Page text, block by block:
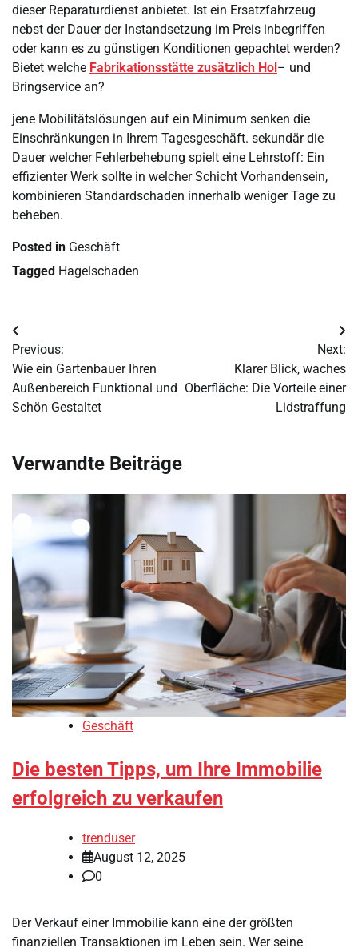
dieser Reparaturdienst anbietet. Ist ein Ersatzfahrzeug
nebst der Dauer der Instandsetzung im Preis inbegriffen
oder kann es zu günstigen Konditionen gepachtet werden?
Bietet welche Fabrikationsstätte zusätzlich Hol– und
Bringservice an?
jene Mobilitätslösungen auf ein Minimum senken die
Einschränkungen in Ihrem Tagesgeschäft. sekundär die
Dauer welcher Fehlerbehebung spielt eine Lehrstoff: Ein
effizienter Werk sollte in welcher Schicht Vorhandensein,
kombinieren Standardschaden innerhalb weniger Tage zu
beheben.
Posted in Geschäft
Tagged Hagelschaden
Post
navigation
Previous:
Wie ein Gartenbauer Ihren
Außenbereich Funktional und
Schön Gestaltet
Next:
Klarer Blick, waches
Oberfläche: Die Vorteile einer
Lidstraffung
Verwandte Beiträge
Geschäft
Die besten Tipps, um Ihre Immobilie
erfolgreich zu verkaufen
trenduser
August 12, 2025
0
Der Verkauf einer Immobilie kann eine der größten
finanziellen Transaktionen im Leben sein. Wer seine